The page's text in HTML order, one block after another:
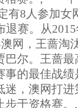
8人参加女
退赛。从
网，王蔷淘
巴尔。王蔷
事的最佳战
迷，澳网打
步于资格赛